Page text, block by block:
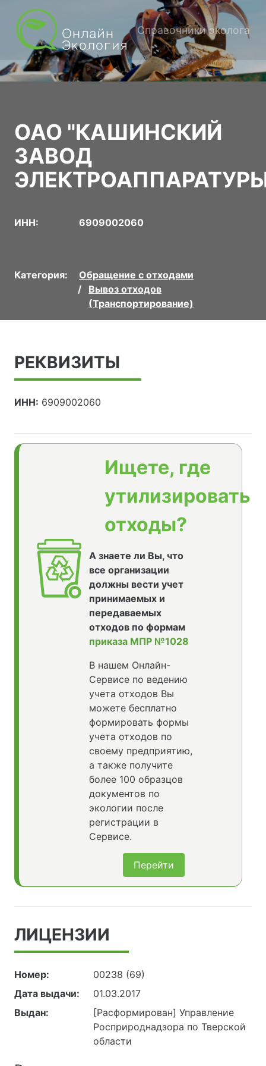
Справочники эколога
ОАО "КАШИНСКИЙ
ЗАВОД
ИНН: 6909002060
Категория:
Обращение с отходами
Вывоз отходов
(Транспортирование)
РЕКВИЗИТЫ
ИНН: 6909002060
Ищете, где
утилизировать
отходы?
А знаете ли Вы, что
все организации
должны вести учет
принимаемых и
передаваемых
отходов по формам
приказа МПР №1028
В нашем Онлайн-
Сервисе по ведению
учета отходов Вы
можете бесплатно
формировать формы
учета отходов по
своему предприятию,
а также получите
более 100 образцов
документов по
экологии после
регистрации в
Сервисе.
Перейти
ЛИЦЕНЗИИ
Номер:
00238 (69)
Дата выдачи:
01.03.2017
Выдан:
[Расформирован] Управление
Росприроднадзора по Тверской
области